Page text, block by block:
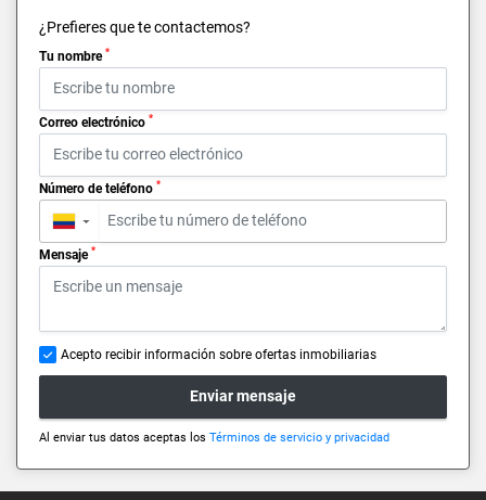
¿Prefieres que te contactemos?
Tu nombre *
Correo electrónico *
Número de teléfono *
▼
Mensaje *
Acepto recibir información sobre ofertas inmobiliarias
Enviar mensaje
Al enviar tus datos aceptas los Términos de servicio y privacidad